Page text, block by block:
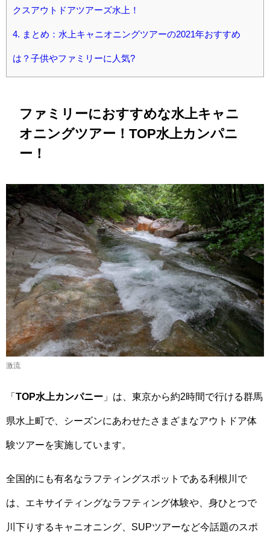
クスアウトドアツアーズ水上！
4. まとめ：水上キャニオニングツアーの2021年おすすめ
は？子供やファミリーに人気?
ファミリーにおすすめな水上キャニ
オニングツアー！TOP水上カンパニ
ー ！
激流
「TOP水上カンパニー 」は、東京から約2時間で行ける群馬
県水上町で、シーズンにあわせたさまざまなアウトドア体
験ツアーを実施しています。
全国的にも有名なラフティングスポットである利根川で
は、エキサイティングなラフティング体験や、身ひとつで
川下りするキャニオニング、SUPツアーなど今話題のスポ